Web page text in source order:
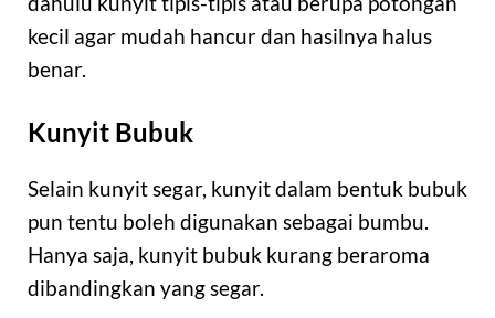
kecil agar mudah hancur dan hasilnya halus
benar.
Kunyit Bubuk
Selain kunyit segar, kunyit dalam bentuk bubuk
pun tentu boleh digunakan sebagai bumbu.
Hanya saja, kunyit bubuk kurang beraroma
dibandingkan yang segar.